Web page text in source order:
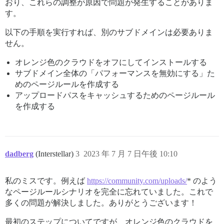
おり、これらの調整が原因で問題が発生することがありま
す。
以下の手順を実行すれば、別のサブドメインは必要ありま
せん。
オレンジ色のクラウドをオフにしてインストールする
サブドメイン全体の「パフォーマンスを無効にする」た
めのページルールを作成する
アップロードパスをキャッシュするためのページルール
を作成する
dadberg (Interstellar) 2023 年 7 月 7 日午後 10:10
3
私のミスです。例えば https://community.com/uploads/* のよう
なページルールシナリオを完全に忘れていました。これで
多くの問題が解決しました。ありがとうございます！
最初のステップについてですが、オレンジ色のクラウドを